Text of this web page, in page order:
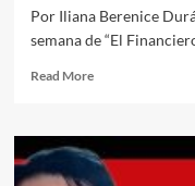
de
alto
rumbo
periodo
ordinario
Por Iliana Berenice
semana de “El
Read MoreRead
El
Quehacer
Político